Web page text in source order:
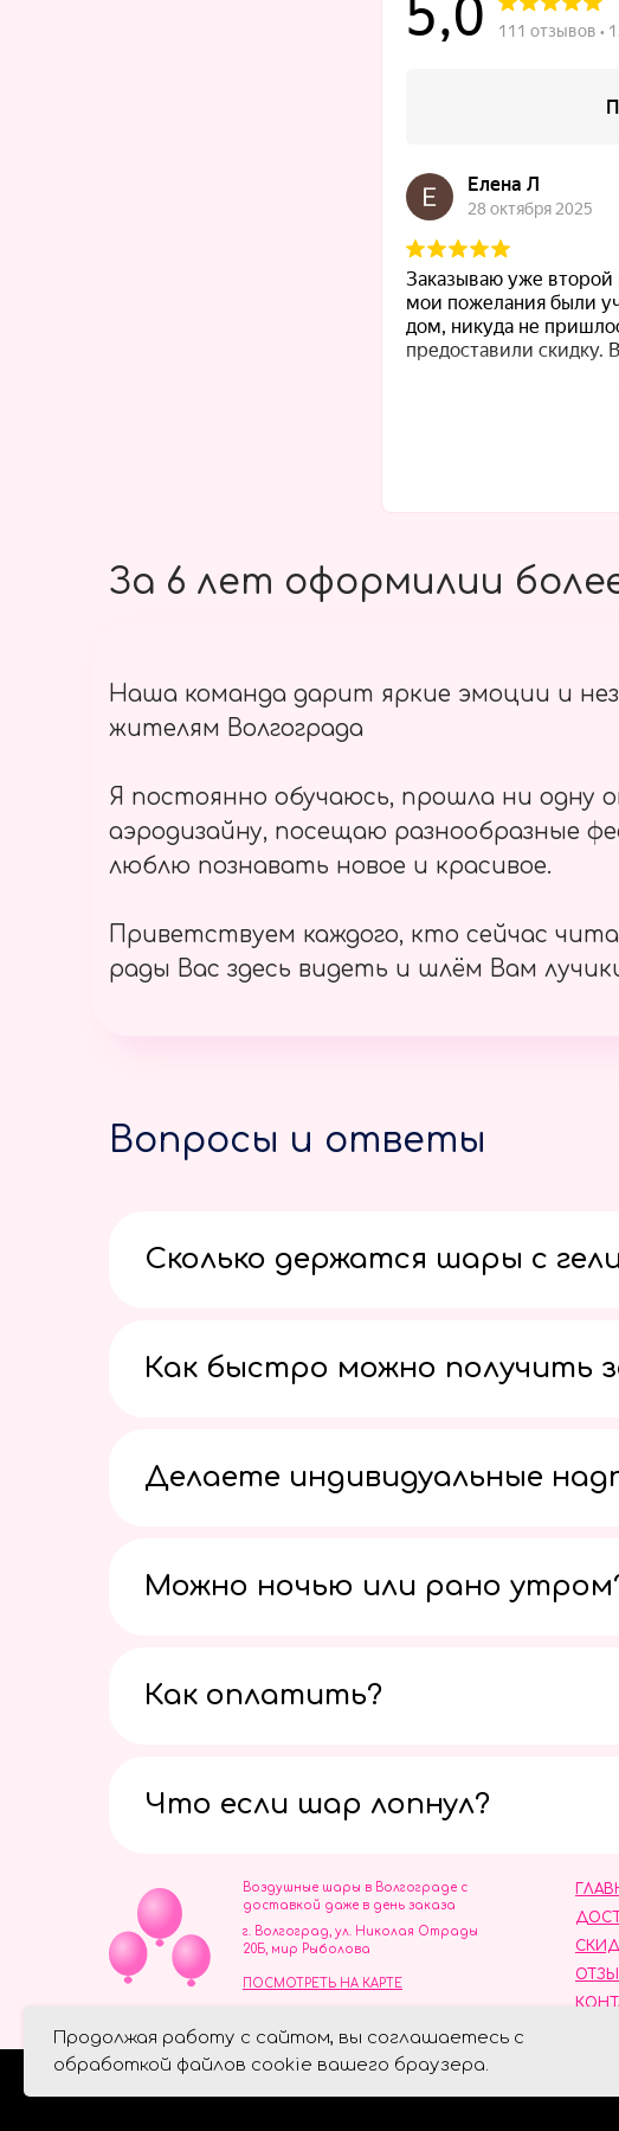
Продолжая работу с сайтом, вы соглашаетесь с
обработкой файлов cookie вашего браузера.
За 6 лет оформилии
Наша команда дарит яркие эмоции и
жителям Волгограда
Я постоянно обучаюсь, прошла ни одну
аэродизайну, посещаю разнообразные
люблю познавать новое и красивое.
Приветствуем каждого, кто сейчас
рады Вас здесь видеть и шлём Вам
Вопросы и ответы
Сколько держатся шары с
Как быстро можно получить
Делаете индивидуальные
Можно ночью или рано
Как оплатить?
Что если шар лопнул?
Воздушные шары в Волгограде с
доставкой даже в день заказа
г. Волгоград, ул. Николая Отрады
20Б, мир Рыболова
ПОСМОТРЕТЬ НА КАРТЕ
ИНН 344110093739
Политика обработки персональных данных